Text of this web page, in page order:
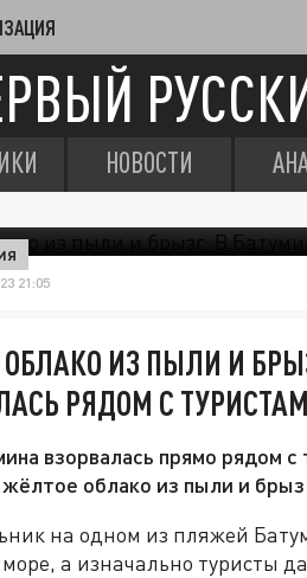
НОВОСТИ
21:05
ИЗ ПЫЛИ И
РЯДОМ С
взорвалась прямо рядом
жёлтое облако из пыли и
на одном из пляжей
а изначально туристы